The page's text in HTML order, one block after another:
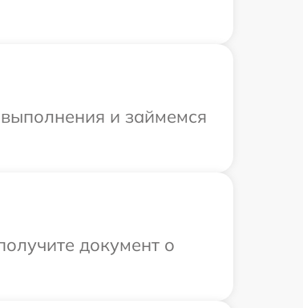
и займемся
документ о